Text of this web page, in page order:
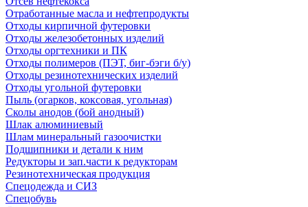
Отработанные масла и нефтепродукты
Отходы кирпичной футеровки
Отходы железобетонных изделий
Отходы оргтехники и ПК
Отходы полимеров (ПЭТ, биг-бэги б/у)
Отходы резинотехнических изделий
Отходы угольной футеровки
Пыль (огарков, коксовая, угольная)
Сколы анодов (бой анодный)
Шлак алюминиевый
Шлам минеральный газоочистки
Подшипники и детали к ним
Редукторы и зап.части к редукторам
Резинотехническая продукция
Спецодежда и СИЗ
Спецобувь